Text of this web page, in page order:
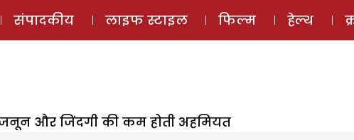
ई-मैगज़ीन
संपादकीय लाइफ स्टाइल फिल्म हेल्थ
और जिंदगी की कम होती अहमियत